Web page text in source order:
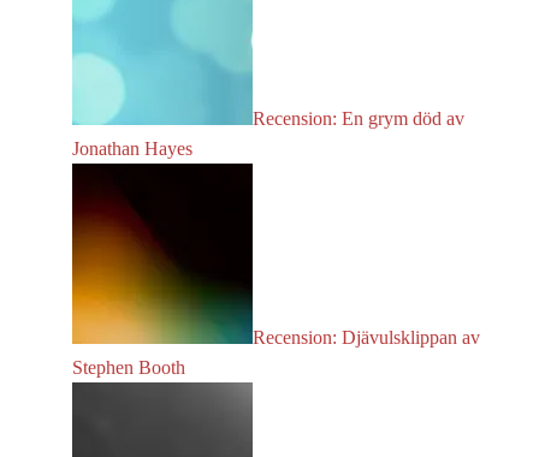
Recension: En grym död av
Jonathan Hayes
Recension: Djävulsklippan av
Stephen Booth